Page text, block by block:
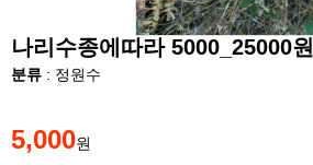
나리수종에따라 5000_25000원
분류 : 정원수
5,000원